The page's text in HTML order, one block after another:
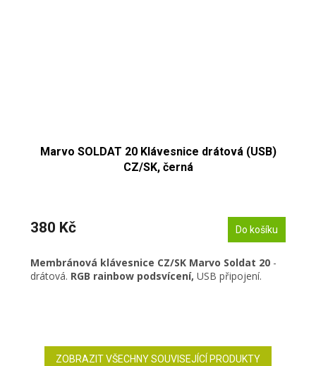
Marvo SOLDAT 20 Klávesnice drátová (USB)
CZ/SK, černá
380 Kč Do košíku
Membránová klávesnice CZ/SK Marvo Soldat 20 -
drátová. RGB rainbow podsvícení, USB připojení.
ZOBRAZIT VŠECHNY SOUVISEJÍCÍ PRODUKTY